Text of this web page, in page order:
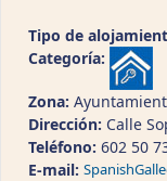
Tipo de
Categoría:
Zona:
Dirección: Calle
Teléfono: 602 50
E-mail: